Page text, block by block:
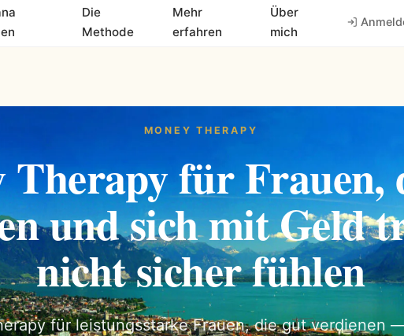
Die
Methode
Mehr
erfahren
Über
mich
MONEY THERAPY
Therapy für Frauen,
und sich mit Geld
nicht sicher fühlen
für leistungsstarke Frauen, die gut verdienen